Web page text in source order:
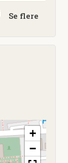
Se flere
+
−